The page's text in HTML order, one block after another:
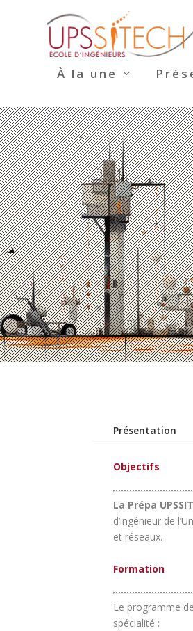
À la une
Présentation
Objectifs
La Prépa
d’ingénieur de
et réseaux.
Formation
Le programme
spécialité :